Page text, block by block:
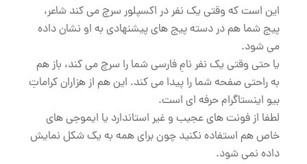
این است که وقتی یک نفر در اکسپلور سرچ می کند شاعر،
پیج شما هم در دسته پیج های پیشنهادی به او نشان داده
می شود.
یا حتی وقتی یک نفر نامِ فارسی شما را سرچ می کند، باز هم
به راحتی صفحه شما را پیدا می کند. این هم از هزاران کراماتِ
بیو اینستاگرام حرفه ای است.
لطفا از فونت های عجیب و غیر استاندارد یا ایموجی های
خاص هم استفاده نکنید چون برای همه به یک شکل نمایش
داده نمی شود.